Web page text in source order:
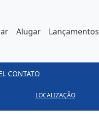
Alugar Lançamentos
CONTATO
LOCALIZAÇÃO